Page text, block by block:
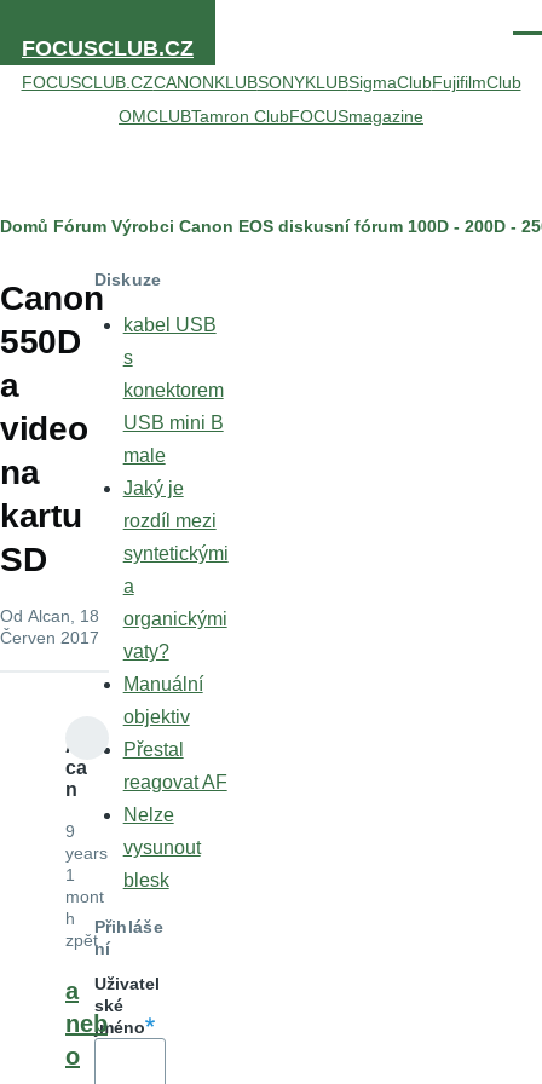
FOCUSCLUB.CZ
FOCUSCLUB.CZCANONKLUBSONYKLUBSigmaClubFujifilmClub
OMCLUBTamron ClubFOCUSmagazine
Drobečková
navigace
Domů Fórum Výrobci Canon EOS diskusní fórum 100D - 200D -
Canon
550D
a
video
na
kartu
SD
Od Alcan , 18
Červen 2017
Al
ca
n
9
years
1
mont
h
zpět
a
neb
o
Diskuze
kabel USB
s
konektorem
USB mini B
male
Jaký je
rozdíl mezi
syntetickými
a
organickými
vaty?
Manuální
objektiv
Přestal
reagovat AF
Nelze
vysunout
blesk
Přihláše
ní
Uživatel
ské
jméno